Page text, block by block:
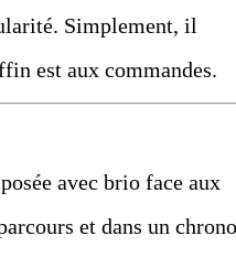
Simplement, il
est aux commandes.
avec brio face aux
et dans un chrono